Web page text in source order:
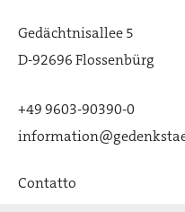
Gedächtnisallee 5
D-92696 Flossenbürg
+49 9603-90390-0
Contatto